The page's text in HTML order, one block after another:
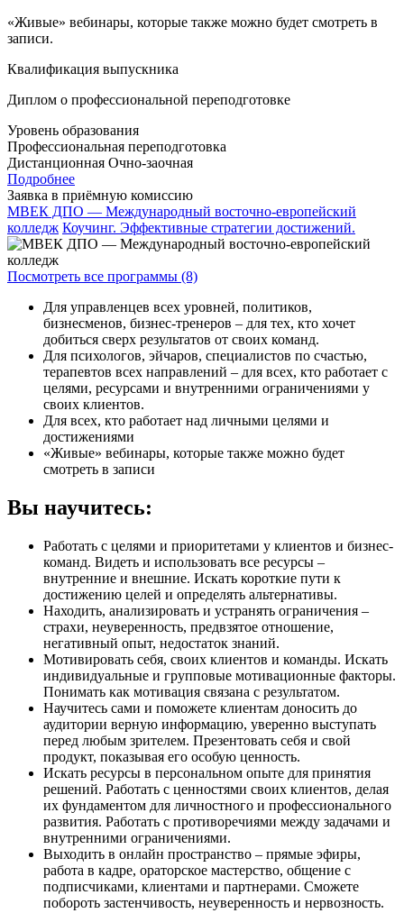
«Живые» вебинары, которые также можно будет смотреть в
записи.
Квалификация выпускника
Диплом о профессиональной переподготовке
Уровень образования
Профессиональная переподготовка
Дистанционная Очно-заочная
Подробнее
Заявка в приёмную комиссию
МВЕК ДПО — Международный восточно-европейский
колледж Коучинг. Эффективные стратегии достижений.
Посмотреть все программы (8)
Для управленцев всех уровней, политиков,
бизнесменов, бизнес-тренеров – для тех, кто хочет
добиться сверх результатов от своих команд.
Для психологов, эйчаров, специалистов по счастью,
терапевтов всех направлений – для всех, кто работает с
целями, ресурсами и внутренними ограничениями у
своих клиентов.
Для всех, кто работает над личными целями и
достижениями
«Живые» вебинары, которые также можно будет
смотреть в записи
Вы научитесь:
Работать с целями и приоритетами у клиентов и бизнес-
команд. Видеть и использовать все ресурсы –
внутренние и внешние. Искать короткие пути к
достижению целей и определять альтернативы.
Находить, анализировать и устранять ограничения –
страхи, неуверенность, предвзятое отношение,
негативный опыт, недостаток знаний.
Мотивировать себя, своих клиентов и команды. Искать
индивидуальные и групповые мотивационные факторы.
Понимать как мотивация связана с результатом.
Научитесь сами и поможете клиентам доносить до
аудитории верную информацию, уверенно выступать
перед любым зрителем. Презентовать себя и свой
продукт, показывая его особую ценность.
Искать ресурсы в персональном опыте для принятия
решений. Работать с ценностями своих клиентов, делая
их фундаментом для личностного и профессионального
развития. Работать с противоречиями между задачами и
внутренними ограничениями.
Выходить в онлайн пространство – прямые эфиры,
работа в кадре, ораторское мастерство, общение с
подписчиками, клиентами и партнерами. Сможете
побороть застенчивость, неуверенность и нервозность.